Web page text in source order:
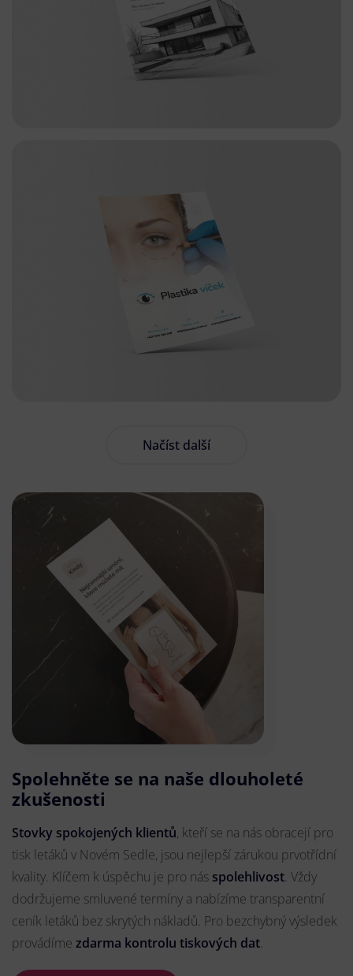
Načíst další
Spolehněte se na naše dlouholeté
zkušenosti
Stovky spokojených klientů, kteří se na nás obracejí pro
tisk letáků v Novém Sedle, jsou nejlepší zárukou prvotřídní
kvality. Klíčem k úspěchu je pro nás spolehlivost. Vždy
dodržujeme smluvené termíny a nabízíme transparentní
ceník letáků bez skrytých nákladů. Pro bezchybný výsledek
provádíme zdarma kontrolu tiskových dat.